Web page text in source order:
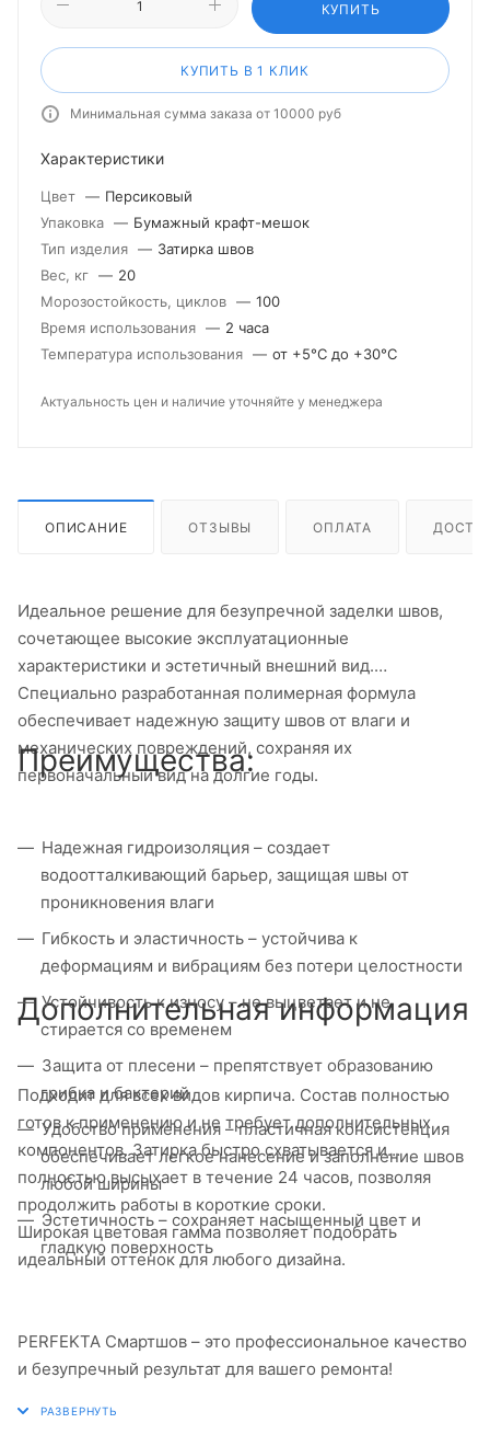
КУПИТЬ
КУПИТЬ В 1 КЛИК
Минимальная сумма заказа от 10000 руб
Характеристики
Цвет — Персиковый
Упаковка — Бумажный крафт-мешок
Тип изделия — Затирка швов
Вес, кг — 20
Морозостойкость, циклов — 100
Время использования — 2 часа
Температура использования — от +5°С до +30°С
Актуальность цен и наличие уточняйте у менеджера
ОПИСАНИЕ ОТЗЫВЫ ОПЛАТА
Идеальное решение для безупречной заделки швов,
сочетающее высокие эксплуатационные
характеристики и эстетичный внешний вид.
Специально разработанная полимерная формула
обеспечивает надежную защиту швов от влаги и
механических повреждений, сохраняя их
первоначальный вид на долгие годы.
Преимущества:
Надежная гидроизоляция – создает
водоотталкивающий барьер, защищая швы от
проникновения влаги
Гибкость и эластичность – устойчива к
деформациям и вибрациям без потери целостности
Устойчивость к износу – не выцветает и не
стирается со временем
Защита от плесени – препятствует образованию
грибка и бактерий
Удобство применения – пластичная консистенция
обеспечивает легкое нанесение и заполнение швов
любой ширины
Эстетичность – сохраняет насыщенный цвет и
гладкую поверхность
Дополнительная информация
Подходит для всех видов кирпича. Состав полностью
готов к применению и не требует дополнительных
компонентов. Затирка быстро схватывается и
полностью высыхает в течение 24 часов, позволяя
продолжить работы в короткие сроки.
Широкая цветовая гамма позволяет подобрать
идеальный оттенок для любого дизайна.
PERFEKTA Смартшов – это профессиональное качество
и безупречный результат для вашего ремонта!